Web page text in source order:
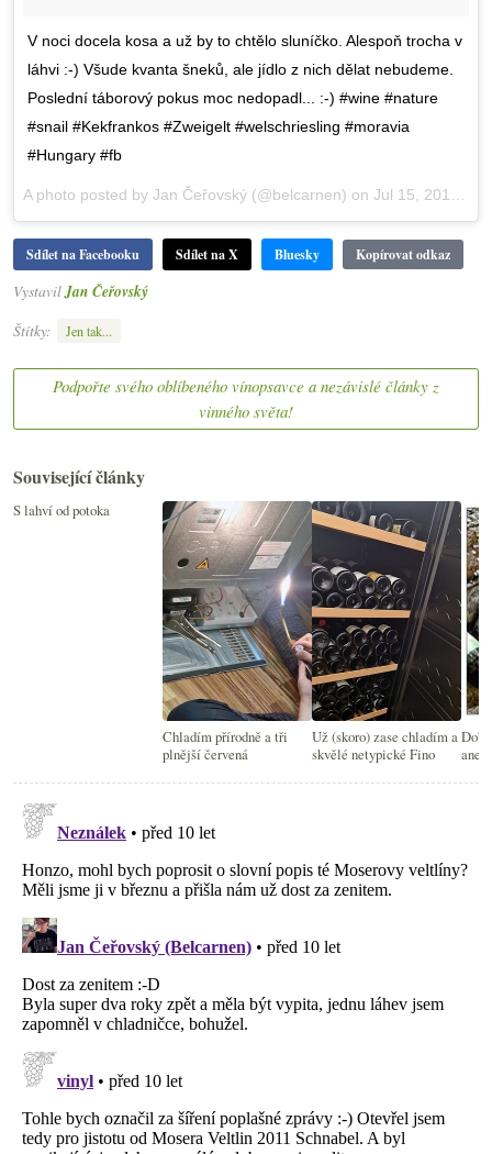
V noci docela kosa a už by to chtělo sluníčko. Alespoň trocha v
láhvi :-) Všude kvanta šneků, ale jídlo z nich dělat nebudeme.
Poslední táborový pokus moc nedopadl... :-) #wine #nature
#snail #Kekfrankos #Zweigelt #welschriesling #moravia
#Hungary #fb
A photo posted by Jan Čeřovský (@belcarnen) on Jul 15, 2016 at 2:17am PDT
Sdílet na Facebooku Sdílet na X Bluesky Kopírovat odkaz
Vystavil Jan Čeřovský
Štítky:
Jen tak...
Podpořte svého oblíbeného vínopsavce a nezávislé články z
vinného světa!
Související články
S lahví od potoka
Chladím přírodně a tři
plnější červená
Už (skoro) zase chladím a
skvělé netypické Fino